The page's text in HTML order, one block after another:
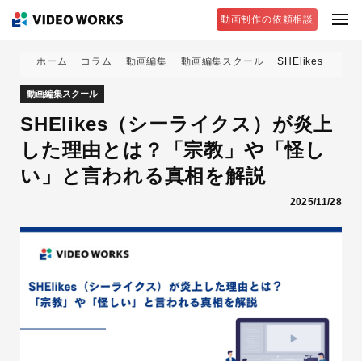
動画制作の依頼相談
ホーム コラム 動画編集 動画編集スクール SHElikes（シー
動画編集スクール
SHElikes（シーライクス）が炎上
した理由とは？「宗教」や「怪し
い」と言われる真相を解説
2025/11/28